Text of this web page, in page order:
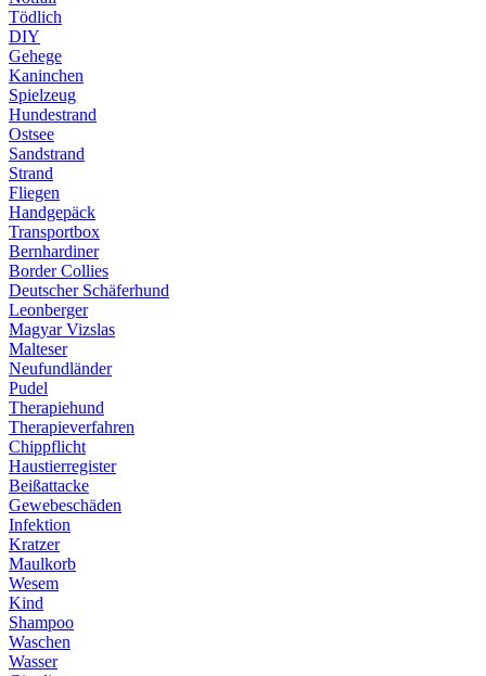
Tödlich
DIY
Gehege
Kaninchen
Spielzeug
Hundestrand
Ostsee
Sandstrand
Strand
Fliegen
Handgepäck
Transportbox
Bernhardiner
Border Collies
Deutscher Schäferhund
Leonberger
Magyar Vizslas
Malteser
Neufundländer
Pudel
Therapiehund
Therapieverfahren
Chippflicht
Haustierregister
Beißattacke
Gewebeschäden
Infektion
Kratzer
Maulkorb
Wesem
Kind
Shampoo
Waschen
Wasser